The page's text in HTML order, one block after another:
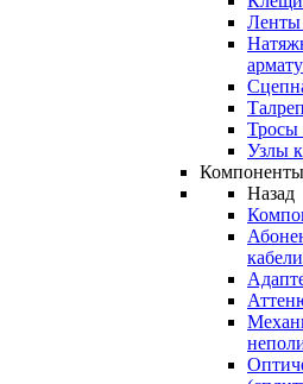
Ленты
Тросы
Узлы
Компоненты
Назад